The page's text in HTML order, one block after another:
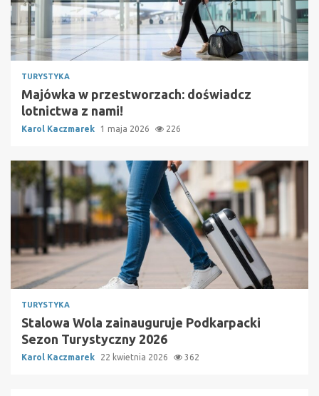
TURYSTYKA
Majówka w przestworzach: doświadcz
lotnictwa z nami!
Karol Kaczmarek 1 maja 2026 226
TURYSTYKA
Stalowa Wola zainauguruje Podkarpacki
Sezon Turystyczny 2026
Karol Kaczmarek 22 kwietnia 2026 362